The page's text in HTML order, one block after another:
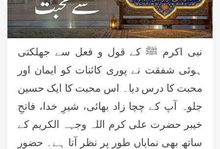
نبی اکرم ﷺ کے قول و فعل سے جھلکتی
ہوئی شفقت نے پوری کائنات کو ایمان اور
محبت کا درس دیا۔ اس محبت کا ایک حسین
جلوہ آپ کے چچا زاد بھائی، شیرِ خدا، فاتحِ
خیبر حضرت علی کرم اللہ وجہہ الکریم کے
ساتھ بھی نمایاں طور پر نظر آتا ہے۔ حضور